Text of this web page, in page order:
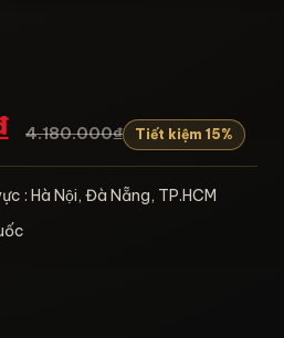
4.180.000₫ Tiết kiệm 15%
: Hà Nội, Đà Nẵng, TP.HCM